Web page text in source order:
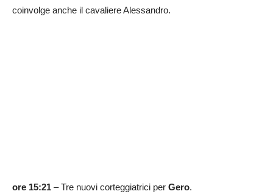
coinvolge anche il cavaliere Alessandro.
ore 15:21 – Tre nuovi corteggiatrici per Gero.